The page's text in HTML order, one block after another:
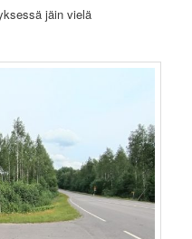
jäin vielä